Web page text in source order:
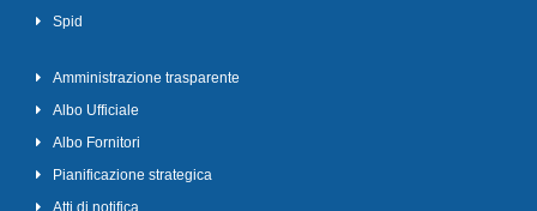
Spid
Amministrazione trasparente
Albo Ufficiale
Albo Fornitori
Pianificazione strategica